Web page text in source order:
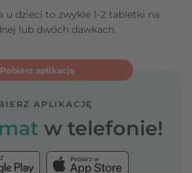
dzieci to zwykle 1-2 tabletki na
lub dwóch dawkach.
Pobierz aplikację
APLIKACJĘ
w telefonie!